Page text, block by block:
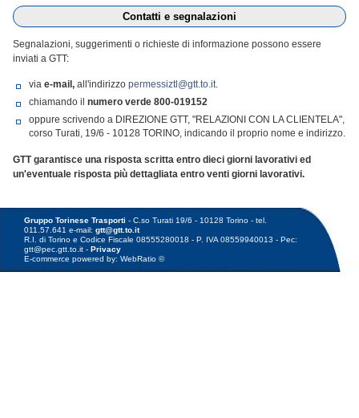
Contatti e segnalazioni
Segnalazioni, suggerimenti o richieste di informazione possono essere
inviati a GTT:
via e-mail, all'indirizzo permessiztl@gtt.to.it.
chiamando il numero verde 800-019152
oppure scrivendo a DIREZIONE GTT, "RELAZIONI CON LA CLIENTELA",
corso Turati, 19/6 - 10128 TORINO, indicando il proprio nome e indirizzo.
GTT garantisce una risposta scritta entro dieci giorni lavorativi ed
un'eventuale risposta più dettagliata entro venti giorni lavorativi.
Gruppo Torinese Trasporti - C.so Turati 19/6 - 10128 Torino - tel.
011.57.641 e-mail:gtt@gtt.to.it
R.I. di Torino e Codice Fiscale 08555280018 - P. IVA 08559940013 - Pec:
gtt@pec.gtt.to.it -Privacy
E-commerce powered by: WebRatio ©